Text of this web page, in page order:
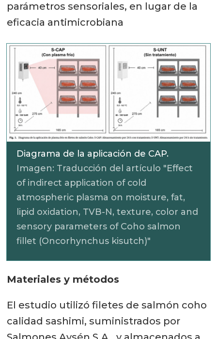
parámetros sensoriales, en lugar de la
eficacia antimicrobiana
Diagrama de la aplicación de CAP.
Imagen: Traducción del artículo "Effect
of indirect application of cold
atmospheric plasma on moisture, fat,
lipid oxidation, TVB-N, texture, color and
sensory parameters of Coho salmon
fillet (Oncorhynchus kisutch)"
Materiales y métodos
El estudio utilizó filetes de salmón coho
calidad sashimi, suministrados por